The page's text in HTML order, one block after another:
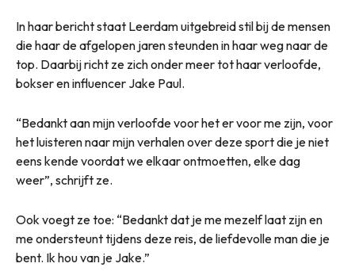
In haar bericht staat Leerdam uitgebreid stil bij de mensen
die haar de afgelopen jaren steunden in haar weg naar de
top. Daarbij richt ze zich onder meer tot haar verloofde,
bokser en influencer Jake Paul.
“Bedankt aan mijn verloofde voor het er voor me zijn, voor
het luisteren naar mijn verhalen over deze sport die je niet
eens kende voordat we elkaar ontmoetten, elke dag
weer”, schrijft ze.
Ook voegt ze toe: “Bedankt dat je me mezelf laat zijn en
me ondersteunt tijdens deze reis, de liefdevolle man die je
bent. Ik hou van je Jake.”